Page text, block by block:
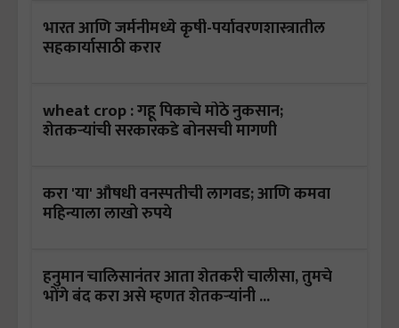
भारत आणि जर्मनीमध्ये कृषी-पर्यावरणशास्त्रातील
सहकार्यासाठी करार
wheat crop : गहू पिकाचे मोठे नुकसान;
शेतकऱ्यांची सरकारकडे बोनसची मागणी
करा 'या' औषधी वनस्पतीची लागवड; आणि कमवा
महिन्याला लाखो रुपये
हनुमान चालिसानंतर आता शेतकरी चालीसा, तुमचे
भोंगे बंद करा असे म्हणत शेतकऱ्यांनी ...